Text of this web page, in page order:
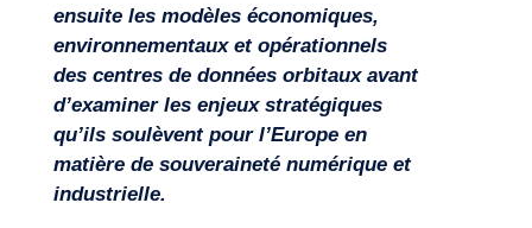
Expertises
ensuite les modèles économiques,
environnementaux et opérationnels
des centres de données orbitaux avant
d’examiner les enjeux stratégiques
qu’ils soulèvent pour l’Europe en
matière de souveraineté numérique et
industrielle.